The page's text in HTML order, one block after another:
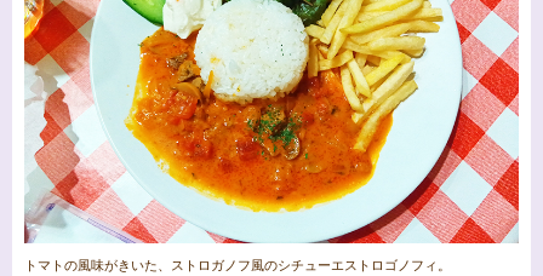
トマトの風味がきいた、ストロガノフ風のシチューエストロゴノフィ。